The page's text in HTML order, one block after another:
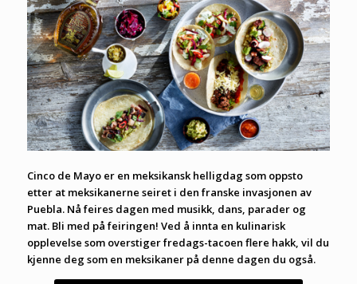
Cinco de Mayo er en meksikansk helligdag som oppsto
etter at meksikanerne seiret i den franske invasjonen av
Puebla. Nå feires dagen med musikk, dans, parader og
mat. Bli med på feiringen! Ved å innta en kulinarisk
opplevelse som overstiger fredags-tacoen flere hakk, vil du
kjenne deg som en meksikaner på denne dagen du også.